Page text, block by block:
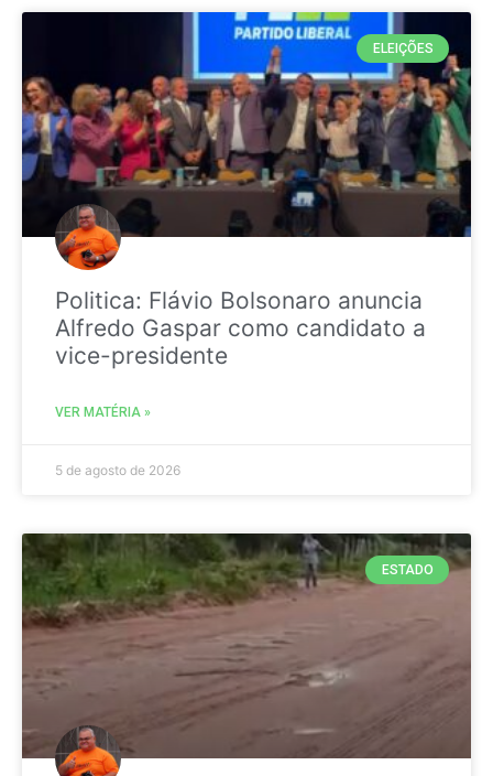
ELEIÇÕES
Politica: Flávio Bolsonaro anuncia
Alfredo Gaspar como candidato a
vice-presidente
VER MATÉRIA »
5 de agosto de 2026
ESTADO